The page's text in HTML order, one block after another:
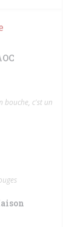
bouche, c'st un